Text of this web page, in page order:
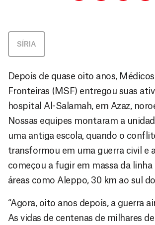
SÍRIA
Depois de quase oito anos,
Fronteiras (MSF) entregou suas
hospital Al-Salamah, em Azaz,
Nossas equipes montaram a
uma antiga escola, quando o
transformou em uma guerra civil e
começou a fugir em massa da
áreas como Aleppo, 30 km ao sul
“Agora, oito anos depois, a guerra
As vidas de centenas de milhares